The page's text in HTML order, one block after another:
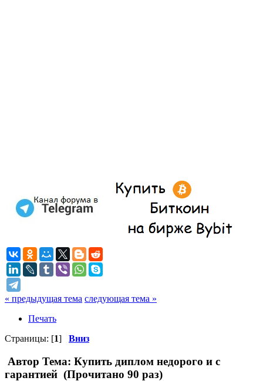
« предыдущая тема следующая тема »
Печать
Страницы: [1] Вниз
Автор Тема: Купить диплом недорого и с
гарантией (Прочитано 90 раз)